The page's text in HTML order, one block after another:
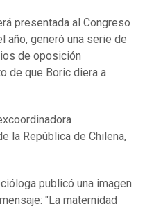
presentada al Congreso
año, generó una serie de
de oposición
de que Boric diera a
la República de Chilena,
publicó una imagen
"La maternidad